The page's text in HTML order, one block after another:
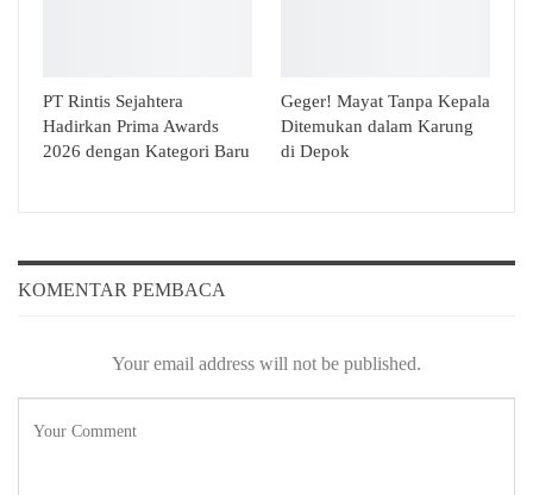
PT Rintis Sejahtera
Hadirkan Prima Awards
2026 dengan Kategori Baru
Geger! Mayat Tanpa Kepala
Ditemukan dalam Karung
di Depok
KOMENTAR PEMBACA
Your email address will not be published.